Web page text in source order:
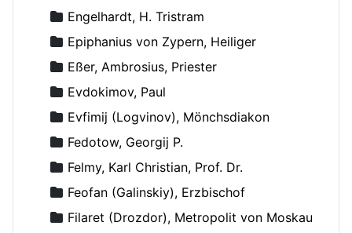
Engelhardt, H. Tristram
Epiphanius von Zypern, Heiliger
Eßer, Ambrosius, Priester
Evdokimov, Paul
Evfimij (Logvinov), Mönchsdiakon
Fedotow, Georgij P.
Felmy, Karl Christian, Prof. Dr.
Feofan (Galinskiy), Erzbischof
Filaret (Drozdor), Metropolit von Moskau